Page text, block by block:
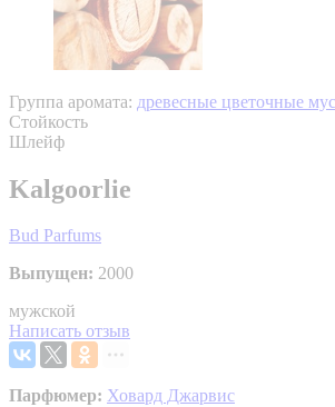
Группа аромата: древесные цветочные
Стойкость
Шлейф
Kalgoorlie
Bud Parfums
Выпущен: 2000
мужской
Написать отзыв
Парфюмер: Ховард Джарвис